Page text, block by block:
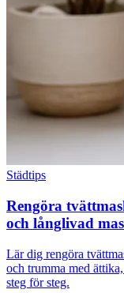
Städtips
Rengöra
och långlivad
Lär dig rengöra
och trumma med
steg för steg.